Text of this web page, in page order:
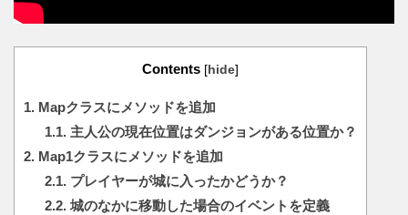
Contents [ hide]
1. Mapクラスにメソッドを追加
1.1.主人公の現在位置はダンジョンがある位置か？
2. Map1クラスにメソッドを追加
2.1.プレイヤーが城に入ったかどうか？
2.2.城のなかに移動した場合のイベントを定義